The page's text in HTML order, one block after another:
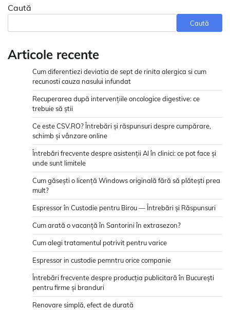
Caută
Caută
Articole recente
Cum diferentiezi deviatia de sept de rinita alergica si cum
recunosti cauza nasului infundat
Recuperarea după intervențiile oncologice digestive: ce
trebuie să știi
Ce este CSV.RO? Întrebări și răspunsuri despre cumpărare,
schimb și vânzare online
Întrebări frecvente despre asistenții AI în clinici: ce pot face și
unde sunt limitele
Cum găsești o licență Windows originală fără să plătești prea
mult?
Espressor în Custodie pentru Birou — Întrebări și Răspunsuri
Cum arată o vacanță în Santorini în extrasezon?
Cum alegi tratamentul potrivit pentru varice
Espressor in custodie pemntru orice companie
Întrebări frecvente despre producția publicitară în București
pentru firme și branduri
Renovare simplă, efect de durată